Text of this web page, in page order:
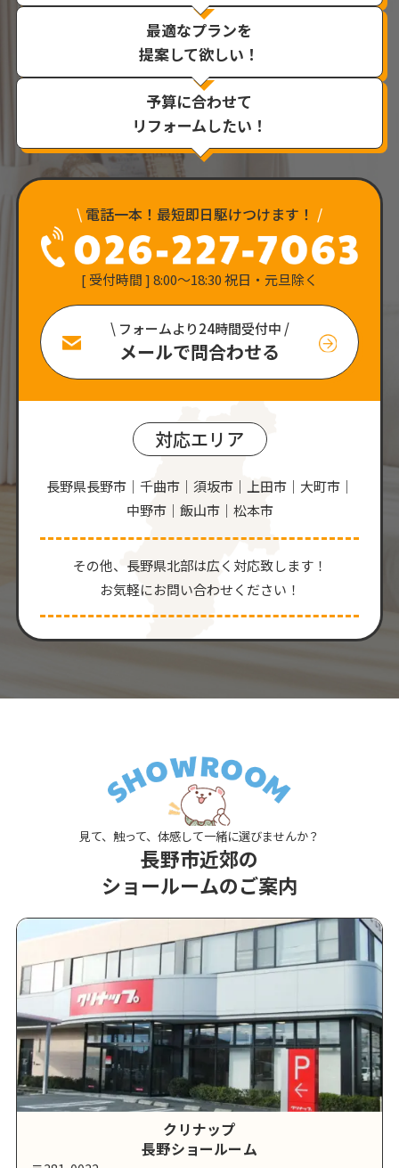
最適なプランを
提案して欲しい！
予算に合わせて
リフォームしたい！
\ 電話一本！最短即日駆けつけます！ /
[ 受付時間 ] 8:00〜18:30 祝日・元旦除く
\ フォームより24時間受付中 /
メールで問合わせる
対応エリア
長野県長野市｜千曲市｜須坂市｜上田市｜大町市｜
中野市｜飯山市｜松本市
その他、⻑野県北部は広く対応致します！
お気軽にお問い合わせください！
見て、触って、体感して一緒に選びませんか？
長野市近郊の
ショールームのご案内
クリナップ
長野ショールーム